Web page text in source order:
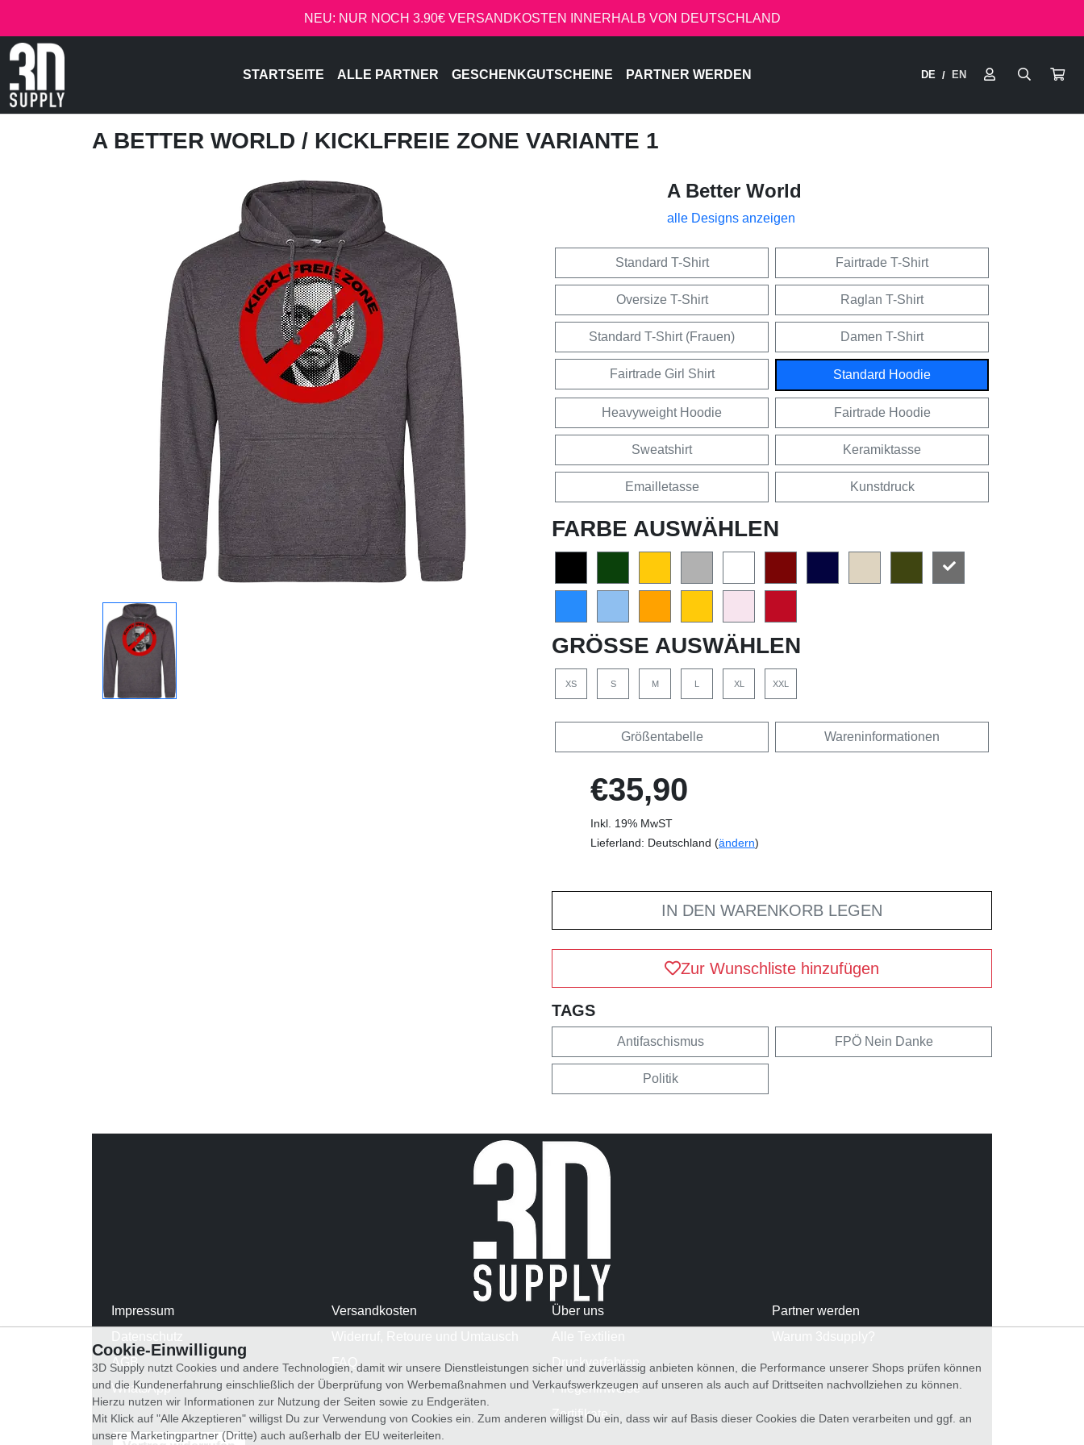
NEU: NUR NOCH 3.90€ VERSANDKOSTEN INNERHALB VON DEUTSCHLAND
STARTSEITE ALLE PARTNER GESCHENKGUTSCHEINE PARTNER WERDEN DE / EN
A BETTER WORLD / KICKLFREIE ZONE VARIANTE 1
A Better World
alle Designs anzeigen
Standard T-Shirt Fairtrade T-Shirt
Oversize T-Shirt Raglan T-Shirt
Standard T-Shirt (Frauen) Damen T-Shirt
Fairtrade Girl Shirt Standard Hoodie
Heavyweight Hoodie Fairtrade Hoodie
Sweatshirt Keramiktasse
Emailletasse Kunstdruck
FARBE AUSWÄHLEN
GRÖSSE AUSWÄHLEN
XS S M L XL XXL
Größentabelle Wareninformationen
€35,90
Inkl. 19% MwST
Lieferland: Deutschland (ändern)
IN DEN WARENKORB LEGEN
Zur Wunschliste hinzufügen
TAGS
Antifaschismus FPÖ Nein Danke
Politik
Impressum
AGB
WhatsApp
Versandkosten
FAQ
Über uns
Druckverfahren
Pflegehinweise
Zertifikate
Partner werden
Cookie-Einwilligung
3D Supply nutzt Cookies und andere Technologien, damit wir unsere Dienstleistungen sicher und zuverlässig anbieten können, die Performance unserer Shops prüfen können
und die Kundenerfahrung einschließlich der Überprüfung von Werbemaßnahmen und Verkaufswerkzeugen auf unseren als auch auf Drittseiten nachvollziehen zu können.
Hierzu nutzen wir Informationen zur Nutzung der Seiten sowie zu Endgeräten.
Mit Klick auf "Alle Akzeptieren" willigst Du zur Verwendung von Cookies ein. Zum anderen willigst Du ein, dass wir auf Basis dieser Cookies die Daten verarbeiten und ggf. an
unsere Marketingpartner (Dritte) auch außerhalb der EU weiterleiten.